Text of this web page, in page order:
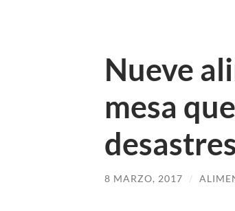
Nueve
mesa
8 MARZO, 2017 /